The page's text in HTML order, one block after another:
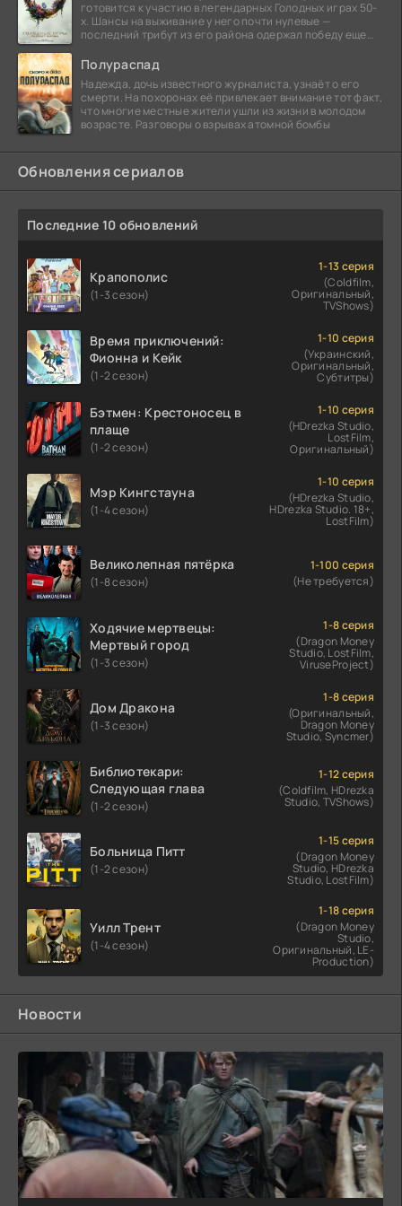
готовится к участию в легендарных Голодных играх 50-
х. Шансы на выживание у него почти нулевые —
последний трибут из его района одержал победу еще
Полураспад
Надежда, дочь известного журналиста, узнаёт о его
смерти. На похоронах её привлекает внимание тот факт,
что многие местные жители ушли из жизни в молодом
возрасте. Разговоры о взрывах атомной бомбы
Обновления сериалов
Последние 10 обновлений
Крапополис
(1-3 сезон)
1-13 серия
(Coldfilm,
Оригинальный,
TVShows)
Время приключений:
Фионна и Кейк
(1-2 сезон)
1-10 серия
(Украинский,
Оригинальный,
Субтитры)
Бэтмен: Крестоносец в
плаще
(1-2 сезон)
1-10 серия
(HDrezka Studio,
LostFilm,
Оригинальный)
Мэр Кингстауна
(1-4 сезон)
1-10 серия
(HDrezka Studio,
HDrezka Studio. 18+,
LostFilm)
Великолепная пятёрка
(1-8 сезон)
1-100 серия
(Не требуется)
Ходячие мертвецы:
Мертвый город
(1-3 сезон)
1-8 серия
(Dragon Money
Studio, LostFilm,
ViruseProject)
Дом Дракона
(1-3 сезон)
1-8 серия
(Оригинальный,
Dragon Money
Studio, Syncmer)
Библиотекари:
Следующая глава
(1-2 сезон)
1-12 серия
(Coldfilm, HDrezka
Studio, TVShows)
Больница Питт
(1-2 сезон)
1-15 серия
(Dragon Money
Studio, HDrezka
Studio, LostFilm)
Уилл Трент
(1-4 сезон)
1-18 серия
(Dragon Money
Studio,
Оригинальный, LE-
Production)
Новости